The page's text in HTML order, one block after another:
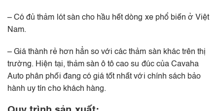
– Có đủ thảm lót sàn cho hầu hết dòng xe phổ biến ở Việt
Nam.
– Giá thành rẻ hơn hẳn so với các thảm sàn khác trên thị
trường. Hiện tại, thảm sàn ô tô cao su đúc của Cavaha
Auto phân phối đang có giá tốt nhất với chính sách bảo
hành uy tín cho khách hàng.